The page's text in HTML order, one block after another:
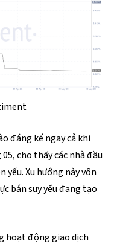
đáng kể ngay cả khi
cho thấy các nhà đầu
yếu. Xu hướng này vốn
bán suy yếu đang tạo
hoạt động giao dịch